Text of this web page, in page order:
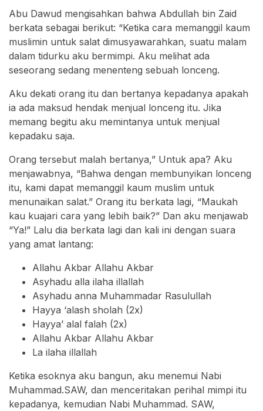
Abu Dawud mengisahkan bahwa Abdullah bin Zaid
berkata sebagai berikut: “Ketika cara memanggil kaum
muslimin untuk salat dimusyawarahkan, suatu malam
dalam tidurku aku bermimpi. Aku melihat ada
seseorang sedang menenteng sebuah lonceng.
Aku dekati orang itu dan bertanya kepadanya apakah
ia ada maksud hendak menjual lonceng itu. Jika
memang begitu aku memintanya untuk menjual
kepadaku saja.
Orang tersebut malah bertanya,” Untuk apa? Aku
menjawabnya, “Bahwa dengan membunyikan lonceng
itu, kami dapat memanggil kaum muslim untuk
menunaikan salat.” Orang itu berkata lagi, “Maukah
kau kuajari cara yang lebih baik?” Dan aku menjawab
“Ya!” Lalu dia berkata lagi dan kali ini dengan suara
yang amat lantang:
Allahu Akbar Allahu Akbar
Asyhadu alla ilaha illallah
Asyhadu anna Muhammadar Rasulullah
Hayya ‘alash sholah (2x)
Hayya’ alal falah (2x)
Allahu Akbar Allahu Akbar
La ilaha illallah
Ketika esoknya aku bangun, aku menemui Nabi
Muhammad.SAW, dan menceritakan perihal mimpi itu
kepadanya, kemudian Nabi Muhammad. SAW,